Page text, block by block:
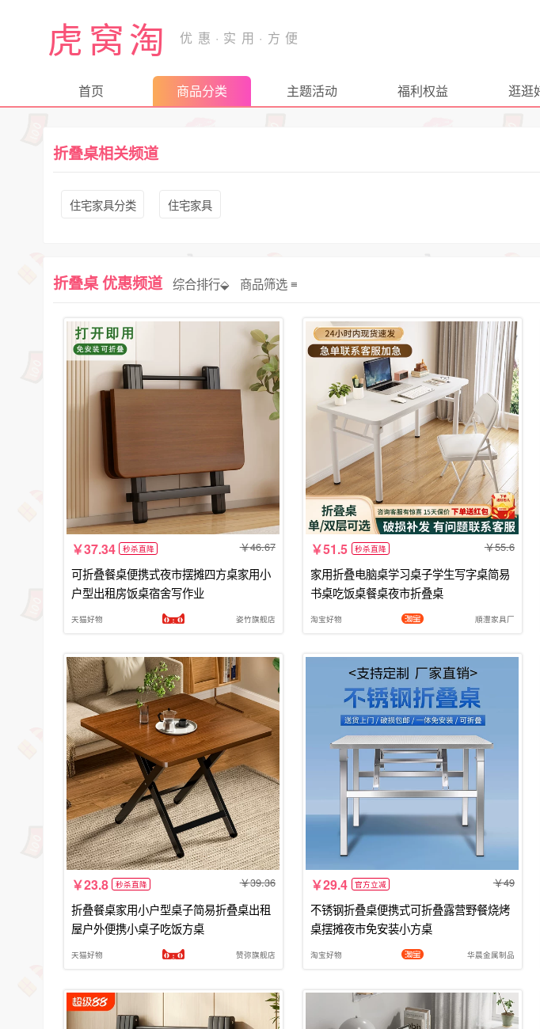
虎窝淘
首页 商品分类 主题活动 福利权益 逛逛
折叠桌相关频道
住宅家具分类 住宅家具
折叠桌 优惠频道 综合排行⬙ 商品筛选
37.34 秒杀直降 46.67
可折叠餐桌便携式夜市摆摊四方桌家用小
户型出租房饭桌宿舍写作业
天猫好物 姿竹旗舰店
51.5 秒杀直降 55.6
家用折叠电脑桌学习桌子学生写字桌简易
书桌吃饭桌餐桌夜市折叠桌
淘宝好物 順灃家具厂
23.8 秒杀直降 39.36
折叠餐桌家用小户型桌子简易折叠桌出租
屋户外便携小桌子吃饭方桌
天猫好物 赞弥旗舰店
29.4 官方立减 49
不锈钢折叠桌便携式可折叠露营野餐烧烤
桌摆摊夜市免安装小方桌
淘宝好物 华晨金属制品